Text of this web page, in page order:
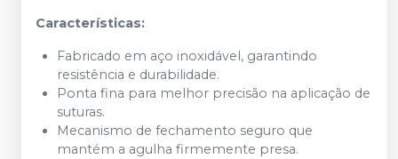
Características:
Fabricado em aço inoxidável, garantindo
resistência e durabilidade.
Ponta fina para melhor precisão na aplicação de
suturas.
Mecanismo de fechamento seguro que
mantém a agulha firmemente presa.